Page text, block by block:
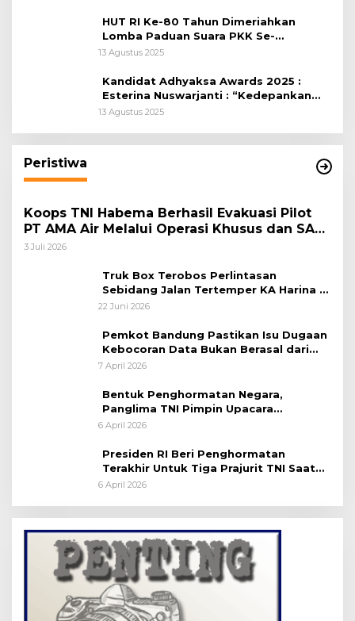
HUT RI Ke-80 Tahun Dimeriahkan
Lomba Paduan Suara PKK Se-
Kabupaten Bogor
13 Agustus 2025
Kandidat Adhyaksa Awards 2025 :
Esterina Nuswarjanti : “Kedepankan
Keadilan Restoratif Wujudkan
13 Agustus 2025
Peristiwa
Koops TNI Habema Berhasil Evakuasi Pilot
PT AMA Air Melalui Operasi Khusus dan SAR
Taktis
3 Juli 2026
Truk Box Terobos Perlintasan
Sebidang Jalan Tertemper KA Harina di
Jalan Stasiun Poncol-Jrakah Semarang
22 Juni 2026
Pemkot Bandung Pastikan Isu Dugaan
Kebocoran Data Bukan Berasal dari
Server Disdukcapil
7 April 2026
Bentuk Penghormatan Negara,
Panglima TNI Pimpin Upacara
Pemakaman Militer
6 April 2026
Presiden RI Beri Penghormatan
Terakhir Untuk Tiga Prajurit TNI Saat
Persemayaman di Bandara Soekarno-
6 April 2026